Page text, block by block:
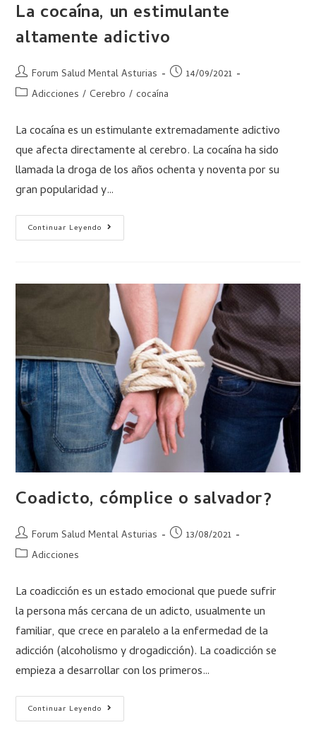
La cocaína, un estimulante
altamente adictivo
Forum Salud Mental Asturias
14/09/2021
Adicciones / Cerebro / cocaína
La cocaína es un estimulante extremadamente adictivo
que afecta directamente al cerebro. La cocaína ha sido
llamada la droga de los años ochenta y noventa por su
gran popularidad y…
Continuar Leyendo
Coadicto, cómplice o salvador?
Forum Salud Mental Asturias
13/08/2021
Adicciones
La coadicción es un estado emocional que puede sufrir
la persona más cercana de un adicto, usualmente un
familiar, que crece en paralelo a la enfermedad de la
adicción (alcoholismo y drogadicción). La coadicción se
empieza a desarrollar con los primeros…
Continuar Leyendo